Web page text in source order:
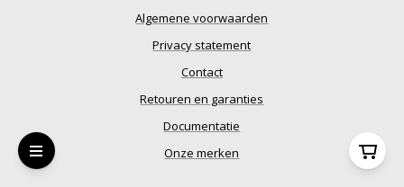
Algemene voorwaarden
Privacy statement
Contact
Retouren en garanties
Documentatie
Onze merken